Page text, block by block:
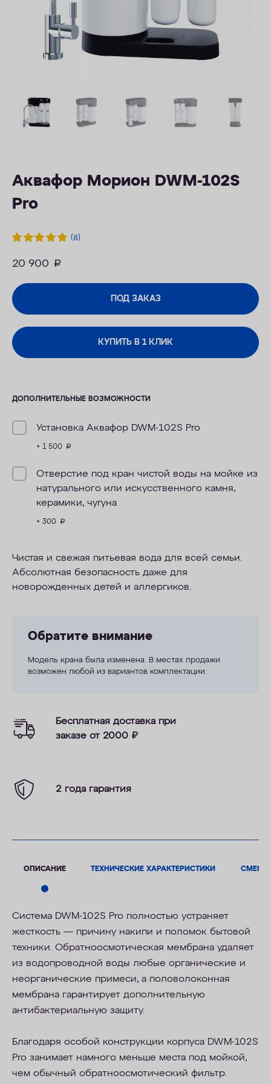
Аквафор Морион DWM-102S
Pro
(8)
20 900 руб.
ПОД ЗАКАЗ
КУПИТЬ В 1 КЛИК
ДОПОЛНИТЕЛЬНЫЕ ВОЗМОЖНОСТИ
Установка Аквафор DWM-102S Pro
+ 1 500 руб.
Отверстие под кран чистой воды на мойке из
натурального или искусственного камня,
керамики, чугуна
+ 300 руб.
Чистая и свежая питьевая вода для всей семьи.
Абсолютная безопасность даже для
новорожденных детей и аллергиков.
Обратите внимание
Модель крана была изменена. В местах продажи
возможен любой из вариантов комплектации.
Бесплатная доставка при
заказе от 2000 ₽
2 года гарантия
ОПИСАНИЕ ТЕХНИЧЕСКИЕ ХАРАКТЕРИСТИКИ
Система DWM-102S Pro полностью устраняет
жесткость — причину накипи и поломок бытовой
техники. Обратноосмотическая мембрана удаляет
из водопроводной воды любые органические и
неорганические примеси, а половолоконная
мембрана гарантирует дополнительную
антибактериальную защиту.
Благодаря особой конструкции корпуса DWM-102S
Pro занимает намного меньше места под мойкой,
чем обычный обратноосмотический фильтр.